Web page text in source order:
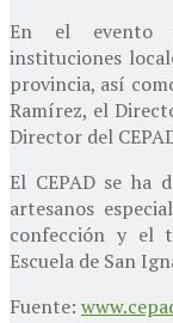
En el evento
instituciones
provincia, así
Ramírez, el
Director del
El CEPAD se ha
artesanos
confección y el
Escuela de San
Fuente: